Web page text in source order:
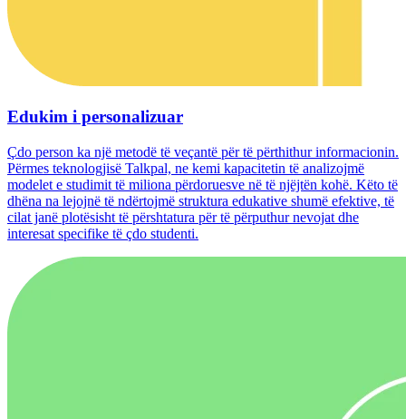
Edukim i personalizuar
Çdo person ka një metodë të veçantë për të përthithur informacionin.
Përmes teknologjisë Talkpal, ne kemi kapacitetin të analizojmë
modelet e studimit të miliona përdoruesve në të njëjtën kohë. Këto të
dhëna na lejojnë të ndërtojmë struktura edukative shumë efektive, të
cilat janë plotësisht të përshtatura për të përputhur nevojat dhe
interesat specifike të çdo studenti.